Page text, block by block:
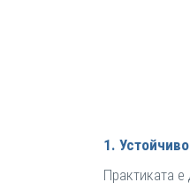
1.
Практиката